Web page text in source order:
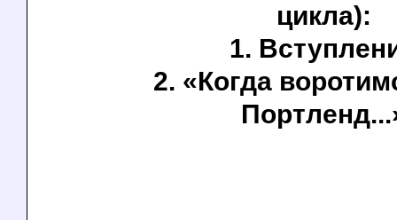
цикла):
1.
2. «Когда